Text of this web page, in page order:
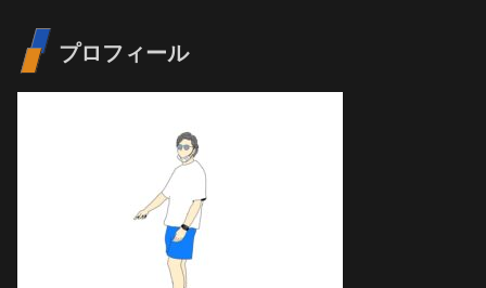
プロフィール